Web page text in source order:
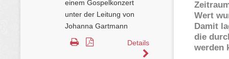
Wert
Damit
die
werden